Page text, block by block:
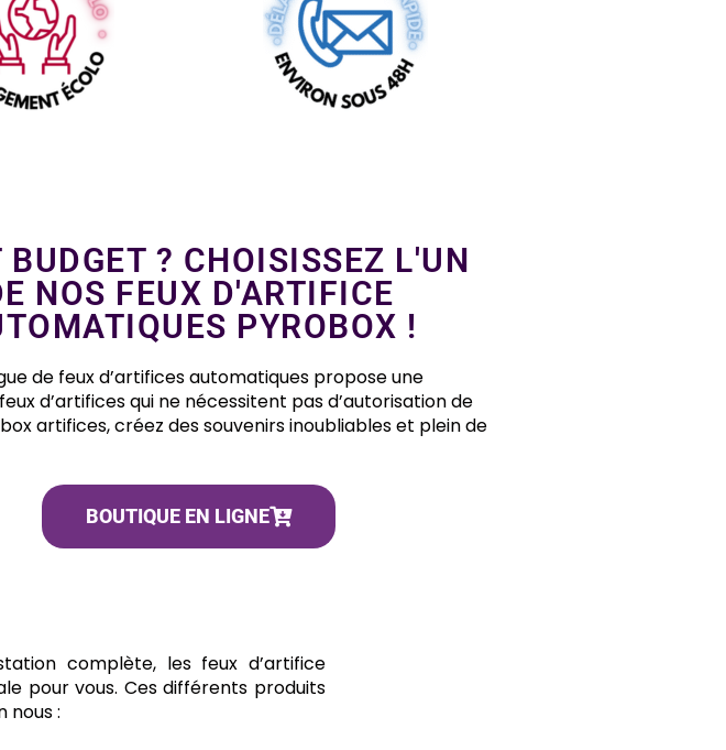
BUDGET ? CHOISISSEZ L'UN
NOS FEUX D'ARTIFICE
PYROBOX !
de feux d’artifices automatiques propose une
d’artifices qui ne nécessitent pas d’autorisation de
artifices, créez des souvenirs inoubliables et plein de
BOUTIQUE EN LIGNE
complète, les feux d’artifice
pour vous. Ces différents produits
nous :